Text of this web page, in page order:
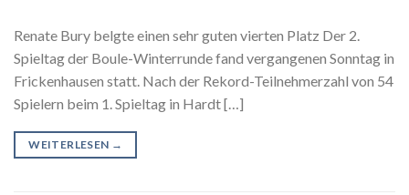
Renate Bury belgte einen sehr guten vierten Platz Der 2.
Spieltag der Boule-Winterrunde fand vergangenen Sonntag in
Frickenhausen statt. Nach der Rekord-Teilnehmerzahl von 54
Spielern beim 1. Spieltag in Hardt […]
WEITERLESEN →